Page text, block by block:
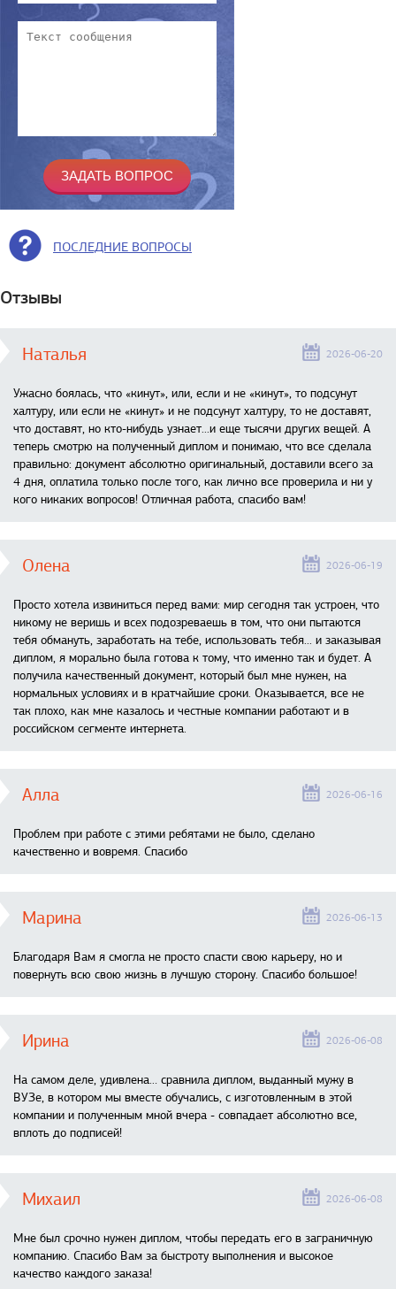
ПОСЛЕДНИЕ ВОПРОСЫ
Отзывы
Наталья 2026-06-20
Ужасно боялась, что «кинут», или, если и не «кинут», то подсунут
халтуру, или если не «кинут» и не подсунут халтуру, то не доставят,
что доставят, но кто-нибудь узнает...и еще тысячи других вещей. А
теперь смотрю на полученный диплом и понимаю, что все сделала
правильно: документ абсолютно оригинальный, доставили всего за
4 дня, оплатила только после того, как лично все проверила и ни у
кого никаких вопросов! Отличная работа, спасибо вам!
Олена 2026-06-19
Просто хотела извиниться перед вами: мир сегодня так устроен, что
никому не веришь и всех подозреваешь в том, что они пытаются
тебя обмануть, заработать на тебе, использовать тебя... и заказывая
диплом, я морально была готова к тому, что именно так и будет. А
получила качественный документ, который был мне нужен, на
нормальных условиях и в кратчайшие сроки. Оказывается, все не
так плохо, как мне казалось и честные компании работают и в
российском сегменте интернета.
Алла 2026-06-16
Проблем при работе с этими ребятами не было, сделано
качественно и вовремя. Спасибо
Марина 2026-06-13
Благодаря Вам я смогла не просто спасти свою карьеру, но и
повернуть всю свою жизнь в лучшую сторону. Спасибо большое!
Ирина 2026-06-08
На самом деле, удивлена… сравнила диплом, выданный мужу в
ВУЗе, в котором мы вместе обучались, с изготовленным в этой
компании и полученным мной вчера - совпадает абсолютно все,
вплоть до подписей!
Михаил 2026-06-08
Мне был срочно нужен диплом, чтобы передать его в заграничную
компанию. Спасибо Вам за быстроту выполнения и высокое
качество каждого заказа!